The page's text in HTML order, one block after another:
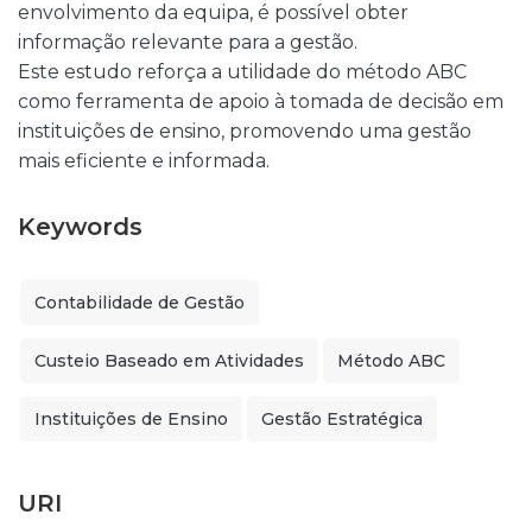
envolvimento da equipa, é possível obter
informação relevante para a gestão.
Este estudo reforça a utilidade do método ABC
como ferramenta de apoio à tomada de decisão em
instituições de ensino, promovendo uma gestão
mais eficiente e informada.
Keywords
Contabilidade de Gestão
Custeio Baseado em Atividades Método ABC
Instituições de Ensino Gestão Estratégica
URI